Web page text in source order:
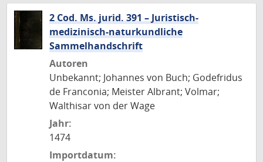
2 Cod. Ms. jurid. 391 – Juristisch-
medizinisch-naturkundliche
Sammelhandschrift
Autoren
Unbekannt; Johannes von Buch; Godefridus
de Franconia; Meister Albrant; Volmar;
Walthisar von der Wage
Jahr:
1474
Importdatum: